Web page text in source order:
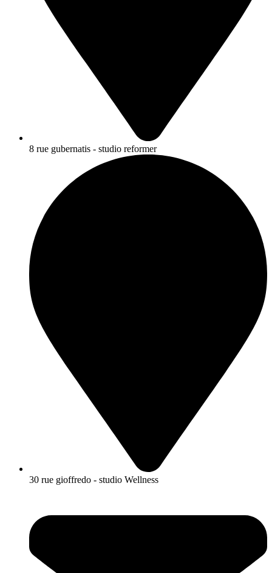
8 rue gubernatis - studio reformer
30 rue gioffredo - studio Wellness